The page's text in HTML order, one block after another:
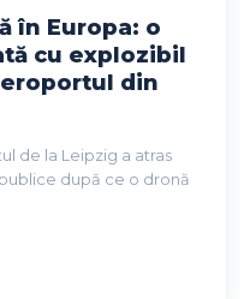
în Europa: o
cu explozibil
din
de la Leipzig a atras
după ce o dronă